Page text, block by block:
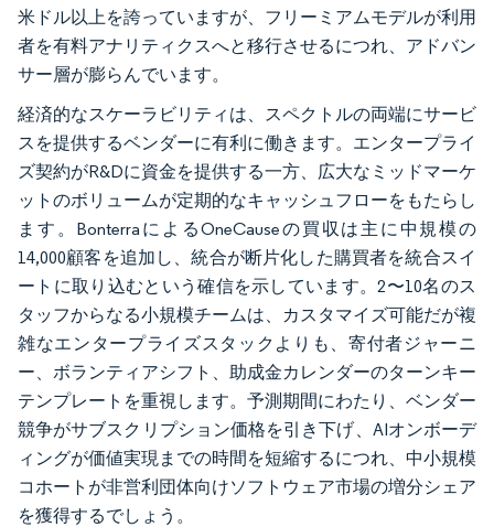
米ドル以上を誇っていますが、フリーミアムモデルが利用
者を有料アナリティクスへと移行させるにつれ、アドバン
サー層が膨らんでいます。
経済的なスケーラビリティは、スペクトルの両端にサービ
スを提供するベンダーに有利に働きます。エンタープライ
ズ契約がR&Dに資金を提供する一方、広大なミッドマーケ
ットのボリュームが定期的なキャッシュフローをもたらし
ます。BonterraによるOneCauseの買収は主に中規模の
14,000顧客を追加し、統合が断片化した購買者を統合スイ
ートに取り込むという確信を示しています。2〜10名のス
タッフからなる小規模チームは、カスタマイズ可能だが複
雑なエンタープライズスタックよりも、寄付者ジャーニ
ー、ボランティアシフト、助成金カレンダーのターンキー
テンプレートを重視します。予測期間にわたり、ベンダー
競争がサブスクリプション価格を引き下げ、AIオンボーデ
ィングが価値実現までの時間を短縮するにつれ、中小規模
コホートが非営利団体向けソフトウェア市場の増分シェア
を獲得するでしょう。